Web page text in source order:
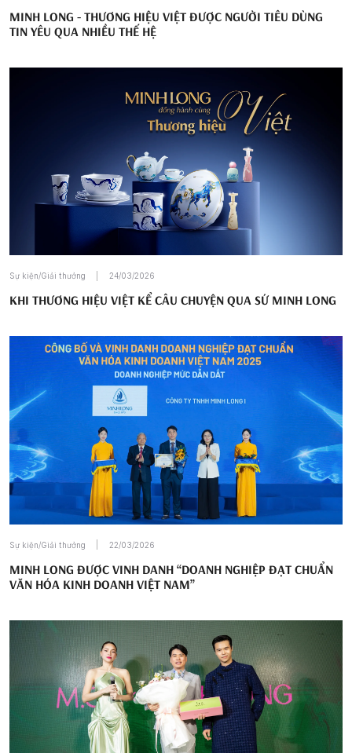
MINH LONG - THƯƠNG HIỆU VIỆT ĐƯỢC NGƯỜI TIÊU DÙNG
TIN YÊU QUA NHIỀU THẾ HỆ
Sự kiện/Giải thưởng 24/03/2026
KHI THƯƠNG HIỆU VIỆT KỂ CÂU CHUYỆN QUA SỨ MINH LONG
Sự kiện/Giải thưởng 22/03/2026
MINH LONG ĐƯỢC VINH DANH “DOANH NGHIỆP ĐẠT CHUẨN
VĂN HÓA KINH DOANH VIỆT NAM”